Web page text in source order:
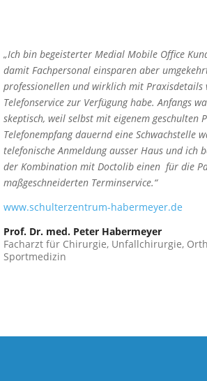
„Ich bin begeisterter Medial Mobile Office
damit Fachpersonal einsparen aber
professionellen und wirklich mit Praxisdetails
Telefonservice zur Verfügung habe. Anfangs
skeptisch, weil selbst mit eigenem geschulten
Telefonempfang dauernd eine Schwachstelle
telefonische Anmeldung ausser Haus und ich
der Kombination mit Doctolib einen für die
maßgeschneiderten Terminservice.“
www.schulterzentrum-habermeyer.de
Prof. Dr. med. Peter Habermeyer
Facharzt für Chirurgie, Unfallchirurgie,
Sportmedizin